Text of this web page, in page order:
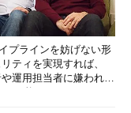
プラインを妨げない形
ティを実現すれば、
や運用担当者に嫌われな